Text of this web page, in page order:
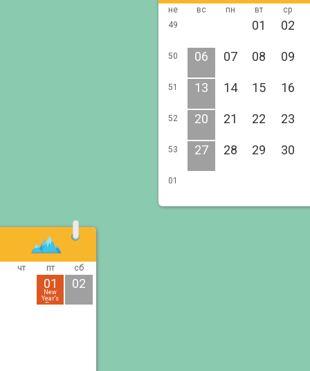
не вс пн вт
ср
49
01 02
50 06 07 08 09
51 13 14 15 16
52 20 21 22 23
53 27 28 29 30
01
чт пт сб
01
New
Year's
Day
02